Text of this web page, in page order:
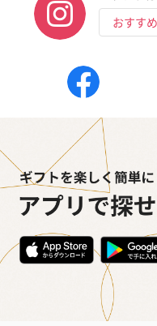
※20歳未満の方への酒類
プレミアムビール イネ
ディット（712円）
おすす